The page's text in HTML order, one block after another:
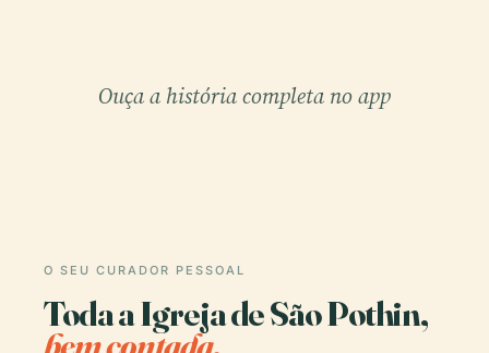
Ouça a história completa no app
O SEU CURADOR PESSOAL
Toda a Igreja de São Pothin,